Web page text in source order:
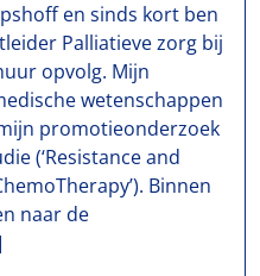
en sinds kort ben
Palliatieve zorg bij
opvolg. Mijn
wetenschappen
promotieonderzoek
(‘Resistance and
Binnen
naar de